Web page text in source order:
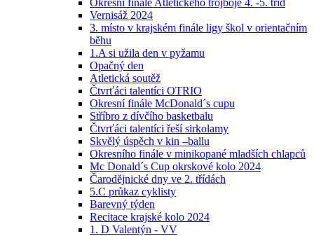
Okresní finále Atletického trojboje 4. -5. tříd
Vernisáž 2024
3. místo v krajském finále ligy škol v orientačním
běhu
1.A si užila den v pyžamu
Opačný den
Atletická soutěž
Čtvrťáci talentíci OTRIO
Okresní finále McDonald´s cupu
Stříbro z dívčího basketbalu
Čtvrťáci talentíci řeší sirkolamy
Skvělý úspěch v kin –ballu
Okresního finále v minikopané mladších chlapců
Mc Donald´s Cup okrskové kolo 2024
Čarodějnické dny ve 2. třídách
5.C průkaz cyklisty
Barevný týden
Recitace krajské kolo 2024
1. D Valentýn - VV